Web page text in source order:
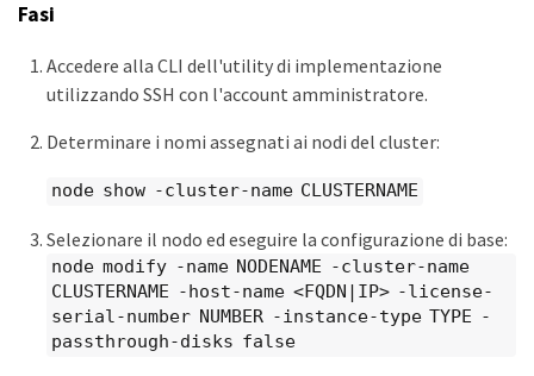
Fasi
Accedere alla CLI dell'utility di implementazione
utilizzando SSH con l'account amministratore.
Determinare i nomi assegnati ai nodi del cluster:
node show -cluster-name CLUSTERNAME
Selezionare il nodo ed eseguire la configurazione di base:
node modify -name NODENAME -cluster-name
CLUSTERNAME -host-name <FQDN|IP> -license-
serial-number NUMBER -instance-type TYPE -
passthrough-disks false